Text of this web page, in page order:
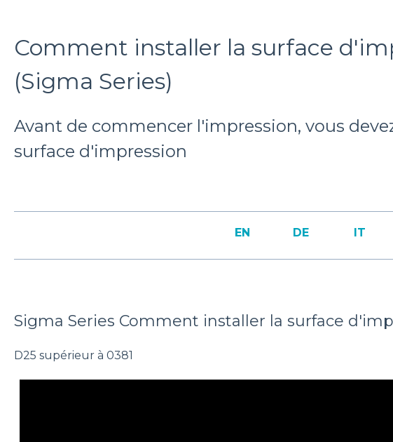
Comment installer la surface
(Sigma Series)
Avant de commencer l'impression, vous
surface d'impression
EN DE IT
Sigma Series Comment installer la surface
D25 supérieur à 0381